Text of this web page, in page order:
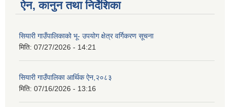
ऐन, कानुन तथा निर्देशिका
सियारी गाउँपालिकाको भू- उपयोग क्षेत्र वर्गिकरण सूचना
मिति: 07/27/2026 - 14:21
सियारी गाउँपालिका आर्थिक ऐन,२०८३
मिति: 07/16/2026 - 13:16